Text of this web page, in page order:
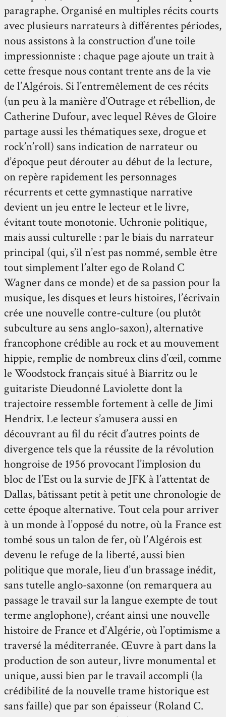
paragraphe. Organisé en multiples récits courts
avec plusieurs narrateurs à différentes périodes,
nous assistons à la construction d’une toile
impressionniste : chaque page ajoute un trait à
cette fresque nous contant trente ans de la vie
de l’Algérois. Si l’entremêlement de ces récits
(un peu à la manière d’Outrage et rébellion, de
Catherine Dufour, avec lequel Rêves de Gloire
partage aussi les thématiques sexe, drogue et
rock’n’roll) sans indication de narrateur ou
d’époque peut dérouter au début de la lecture,
on repère rapidement les personnages
récurrents et cette gymnastique narrative
devient un jeu entre le lecteur et le livre,
évitant toute monotonie. Uchronie politique,
mais aussi culturelle : par le biais du narrateur
principal (qui, s’il n’est pas nommé, semble être
tout simplement l’alter ego de Roland C
Wagner dans ce monde) et de sa passion pour la
musique, les disques et leurs histoires, l’écrivain
crée une nouvelle contre-culture (ou plutôt
subculture au sens anglo-saxon), alternative
francophone crédible au rock et au mouvement
hippie, remplie de nombreux clins d’œil, comme
le Woodstock français situé à Biarritz ou le
guitariste Dieudonné Laviolette dont la
trajectoire ressemble fortement à celle de Jimi
Hendrix. Le lecteur s’amusera aussi en
découvrant au fil du récit d’autres points de
divergence tels que la réussite de la révolution
hongroise de 1956 provocant l’implosion du
bloc de l’Est ou la survie de JFK à l’attentat de
Dallas, bâtissant petit à petit une chronologie de
cette époque alternative. Tout cela pour arriver
à un monde à l’opposé du notre, où la France est
tombé sous un talon de fer, où l’Algérois est
devenu le refuge de la liberté, aussi bien
politique que morale, lieu d’un brassage inédit,
sans tutelle anglo-saxonne (on remarquera au
passage le travail sur la langue exempte de tout
terme anglophone), créant ainsi une nouvelle
histoire de France et d’Algérie, où l’optimisme a
traversé la méditerranée. Œuvre à part dans la
production de son auteur, livre monumental et
unique, aussi bien par le travail accompli (la
crédibilité de la nouvelle trame historique est
sans faille) que par son épaisseur (Roland C.